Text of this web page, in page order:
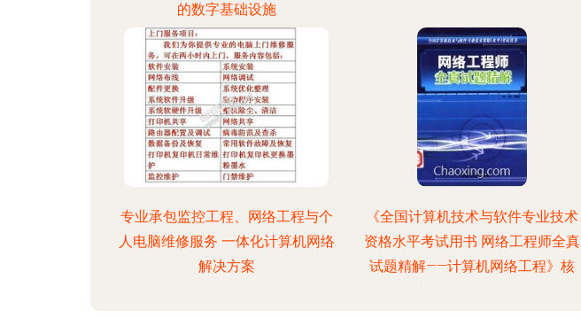
的数字基础设施
专业承包监控工程、网络工程与个
人电脑维修服务 一体化计算机网络
解决方案
《全国计算机技术与软件专业技术
资格水平考试用书 网络工程师全真
试题精解——计算机网络工程》核